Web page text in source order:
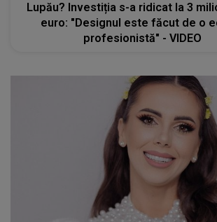
Lupău? Investiția s-a ridicat la 3
euro: "Designul este făcut de o
profesionistă" - VIDEO